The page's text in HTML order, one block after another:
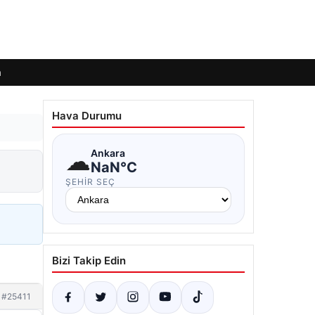
#25411
Hava Durumu
☁Ankara
NaN°C
ŞEHIR SEÇ
Bizi Takip Edin